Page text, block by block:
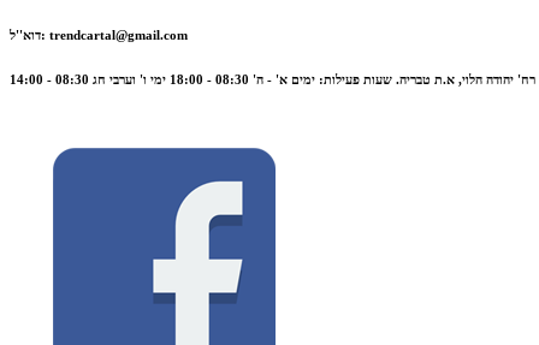
דוא''ל: trendcartal@gmail.com
הלוי, א.ת טבריה. שעות פעילות: ימים א' - ה' 08:30 - 18:00 ימי ו' וערבי חג 08:30 - 14:00